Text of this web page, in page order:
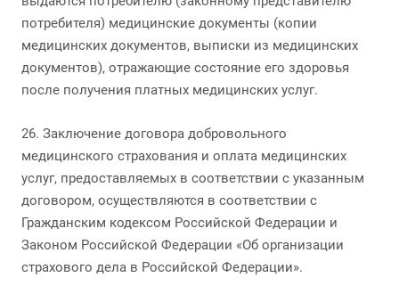
потребителя) медицинские документы (копии
медицинских документов, выписки из медицинских
документов), отражающие состояние его здоровья
после получения платных медицинских услуг.
26. Заключение договора добровольного
медицинского страхования и оплата медицинских
услуг, предоставляемых в соответствии с указанным
договором, осуществляются в соответствии с
Гражданским кодексом Российской Федерации и
Законом Российской Федерации «Об организации
страхового дела в Российской Федерации».